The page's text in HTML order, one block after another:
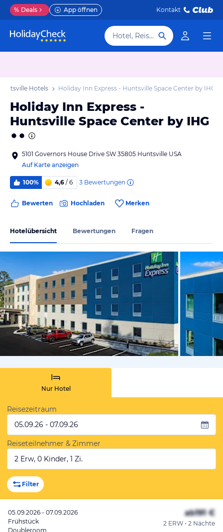
% Deals App öffnen Kontakt
Hotel, Reiseziel
Hotels Holiday Inn Express - Huntsville Space Center by IHG
Holiday Inn Express -
Huntsville Space Center by IHG
5101 Governors House Drive SW 35805 Huntsville USA
Auf Karte anzeigen
100% 4,6 / 6 3 Bewertungen
Bewerten Hochladen Merken
Hotelübersicht Bewertungen Fragen
von
Nur Hotel
Reisezeitraum
05.09.26 - 07.09.26
Reiseteilnehmer & Zimmer
2 Erw, 0 Kinder, 1 Zi.
Filter
05.09.2026 - 07.09.2026
Frühstück
Doubleroom
ab191 €
2 ERW • 2 Nächte